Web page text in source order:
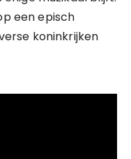
een episch
koninkrijken